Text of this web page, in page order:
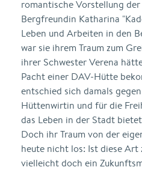
romantische Vorstellung
Bergfreundin Katharina
Leben und Arbeiten in den
war sie ihrem Traum zum
ihrer Schwester Verena
Pacht einer DAV-Hütte
entschied sich damals
Hüttenwirtin und für die
das Leben in der Stadt
Doch ihr Traum von der
heute nicht los: Ist diese Art
vielleicht doch ein